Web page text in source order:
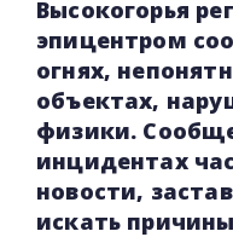
Высокогорья
эпицентром
огнях,
объектах,
физики.
инцидентах
новости,
искать